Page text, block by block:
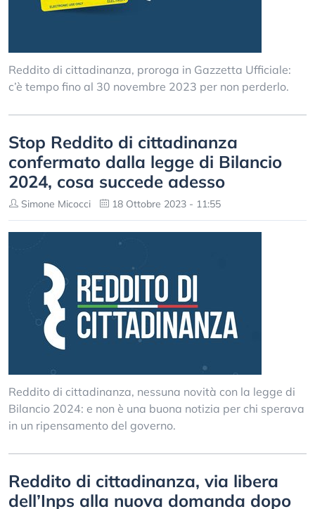
Reddito di cittadinanza, proroga in Gazzetta Ufficiale:
c’è tempo fino al 30 novembre 2023 per non perderlo.
Stop Reddito di cittadinanza
confermato dalla legge di Bilancio
2024, cosa succede adesso
Simone Micocci 18 Ottobre 2023 - 11:55
Reddito di cittadinanza, nessuna novità con la legge di
Bilancio 2024: e non è una buona notizia per chi sperava
in un ripensamento del governo.
Reddito di cittadinanza, via libera
dell’Inps alla nuova domanda dopo